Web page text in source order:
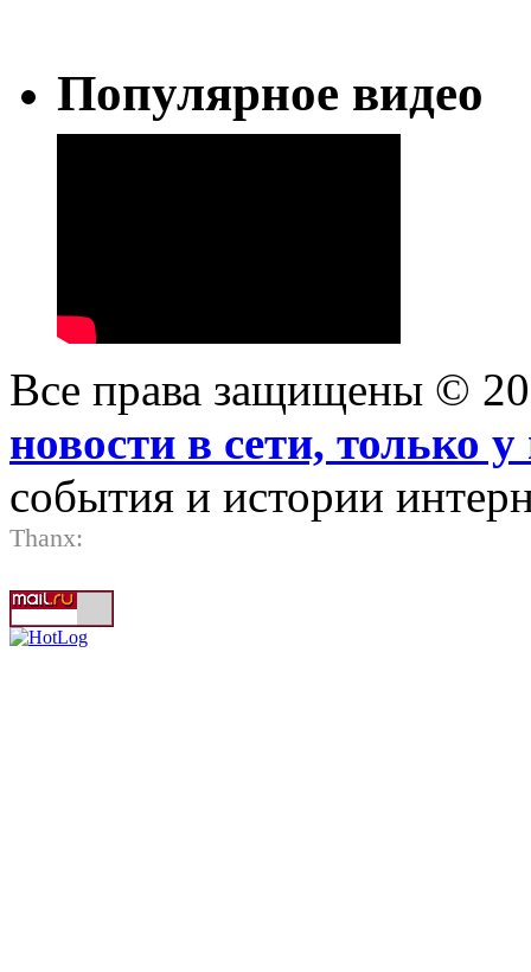
Популярное видео
Все права защищены ©
новости в сети, только у
события и истории
Thanx: